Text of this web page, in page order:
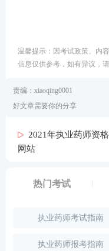
温馨提示：因考试政策、内
信息仅供参考，如有异议，
责编：xiaoqing0001
好文章需要你的分享
2021年执业药师资
网站
热门考试
执业药师考试指南
执业药师报考指南